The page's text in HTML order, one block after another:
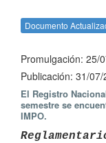
Documento
Promulgación: 25/
Publicación: 31/07/
El Registro
semestre se
IMPO.